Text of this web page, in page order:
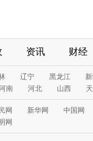
资讯 财经
辽宁 黑龙江
南 河北 山西
网 新华网
中国网
网